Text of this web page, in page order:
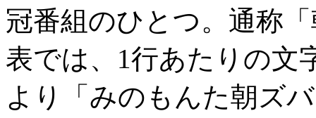
冠番組のひとつ。通称
表では、1行あたりの文
より「みのもんた朝ズ